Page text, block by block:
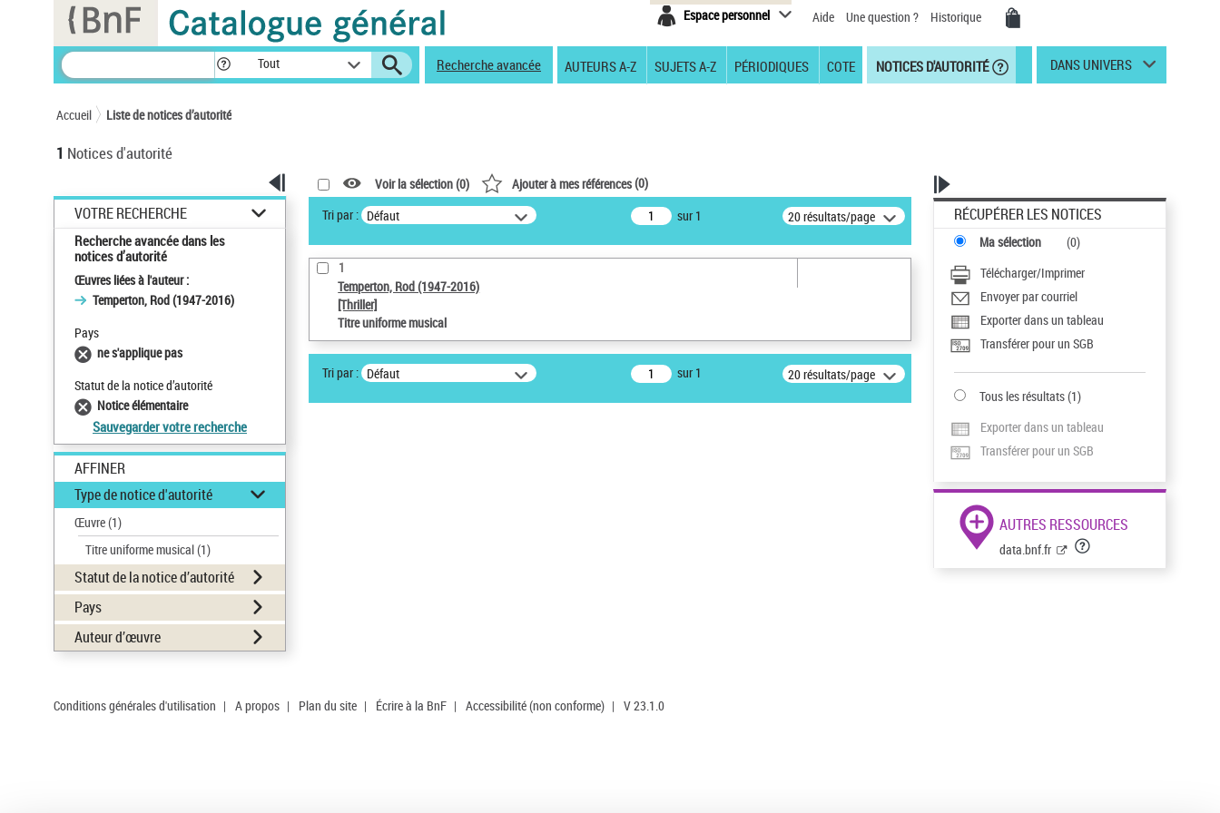
Espace personnel Aide Une question ? Historique
Tout Recherche avancée AUTEURS A-Z SUJETS A-Z PÉRIODIQUES COTE NOTICES D'AUTORITÉ DANS UNIVERS
Accueil Liste de notices d’autorité
1 Notices d'autorité
VOTRE RECHERCHE
Recherche avancée dans les
notices d’autorité
Œuvres liées à l'auteur :
Temperton, Rod (1947-2016)
Pays
ne s'applique pas
Statut de la notice d’autorité
Notice élémentaire
Sauvegarder votre recherche
AFFINER
Type de notice d'autorité
Œuvre(1)
Titre uniforme musical(1)
Statut de la notice d’autorité
Pays
Auteur d’œuvre
Voir la sélection (0) Ajouter à mes références(0)
Tri par : Défaut sur 1 20 résultats/page
1
Temperton, Rod (1947-2016)
[Thriller]
Titre uniforme musical
Tri par : Défaut sur 1 20 résultats/page
RÉCUPÉRER LES NOTICES
Ma sélection (0)
Télécharger/Imprimer
Envoyer par courriel
Exporter dans un tableau
Transférer pour un SGB
Tous les résultats(1)
Exporter dans un tableau
Transférer pour un SGB
AUTRES RESSOURCES
data.bnf.fr
Conditions générales d'utilisation | A propos | Plan du site | Écrire à la BnF | Accessibilité (non conforme) | V 23.1.0
Panneau de gestion des cookies